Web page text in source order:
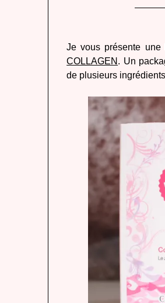
Je vous présente
COLLAGEN . Un
de plusieurs